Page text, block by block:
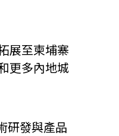
展至柬埔寨
更多內地城
研發與產品